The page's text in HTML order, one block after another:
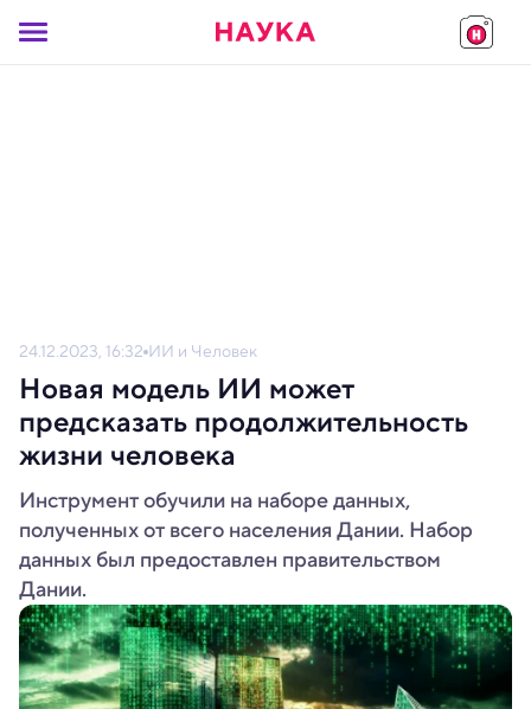
24.12.2023, 16:32 ИИ и Человек
Новая модель ИИ может
предсказать продолжительность
жизни человека
Инструмент обучили на наборе данных,
полученных от всего населения Дании. Набор
данных был предоставлен правительством
Дании.